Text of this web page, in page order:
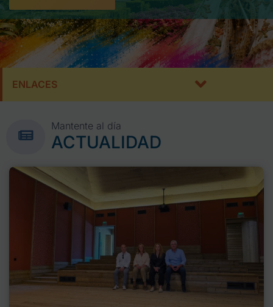
ENLACES
Mantente al día
ACTUALIDAD